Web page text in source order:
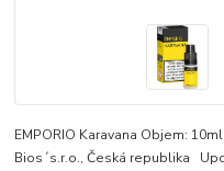
EMPORIO Karavana Objem:
Bios´s.r.o., Česká republika